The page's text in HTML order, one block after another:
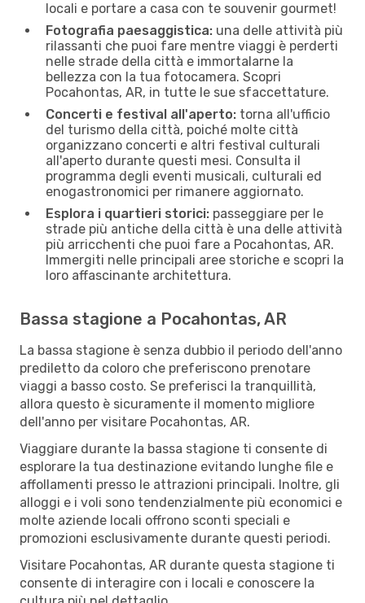
locali e portare a casa con te souvenir gourmet!
Fotografia paesaggistica: una delle attività più
rilassanti che puoi fare mentre viaggi è perderti
nelle strade della città e immortalarne la
bellezza con la tua fotocamera. Scopri
Pocahontas, AR, in tutte le sue sfaccettature.
Concerti e festival all'aperto: torna all'ufficio
del turismo della città, poiché molte città
organizzano concerti e altri festival culturali
all'aperto durante questi mesi. Consulta il
programma degli eventi musicali, culturali ed
enogastronomici per rimanere aggiornato.
Esplora i quartieri storici: passeggiare per le
strade più antiche della città è una delle attività
più arricchenti che puoi fare a Pocahontas, AR.
Immergiti nelle principali aree storiche e scopri la
loro affascinante architettura.
Bassa stagione a Pocahontas, AR
La bassa stagione è senza dubbio il periodo dell'anno
prediletto da coloro che preferiscono prenotare
viaggi a basso costo. Se preferisci la tranquillità,
allora questo è sicuramente il momento migliore
dell'anno per visitare Pocahontas, AR.
Viaggiare durante la bassa stagione ti consente di
esplorare la tua destinazione evitando lunghe file e
affollamenti presso le attrazioni principali. Inoltre, gli
alloggi e i voli sono tendenzialmente più economici e
molte aziende locali offrono sconti speciali e
promozioni esclusivamente durante questi periodi.
Visitare Pocahontas, AR durante questa stagione ti
consente di interagire con i locali e conoscere la